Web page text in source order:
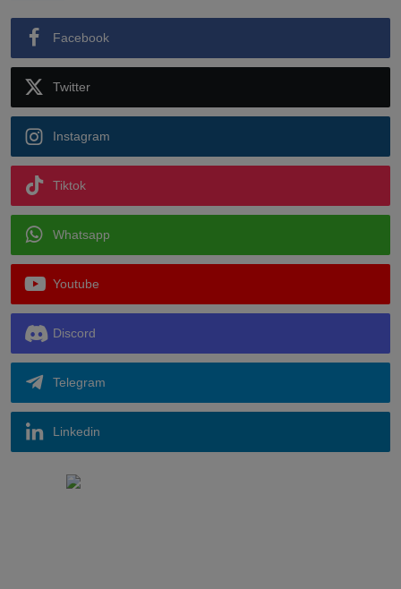
Facebook
Twitter
Instagram
Tiktok
Whatsapp
Youtube
Discord
Telegram
Linkedin